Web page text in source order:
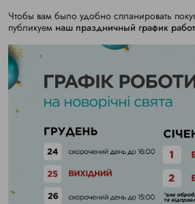
Чтобы вам было удобно спланировать
публикуем наш праздничный график